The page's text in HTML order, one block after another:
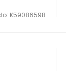
K59086598